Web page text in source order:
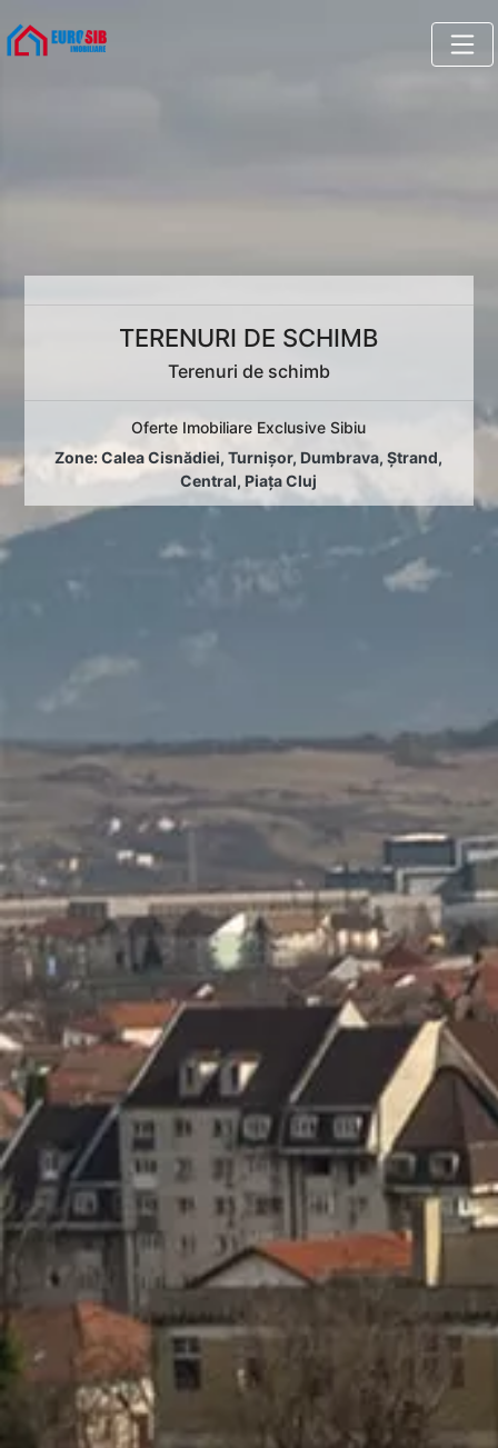
TERENURI DE SCHIMB
Terenuri de schimb
Oferte Imobiliare Exclusive Sibiu
Zone:Calea Cisnădiei,Turnișor, Dumbrava,Ștrand,
Central,Piața Cluj